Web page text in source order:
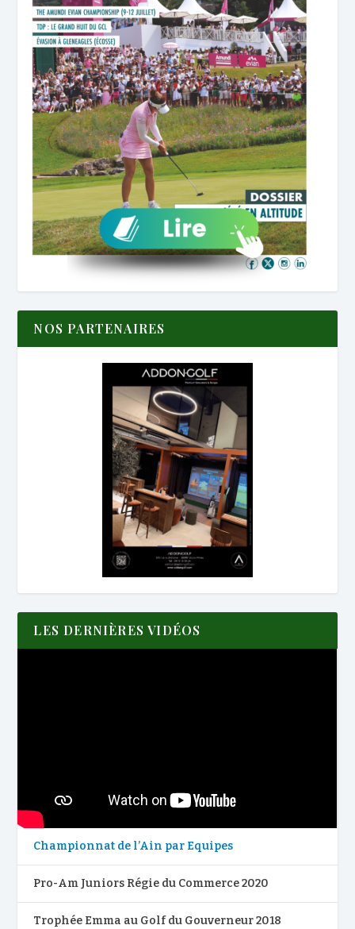
NOS PARTENAIRES
LES DERNIÈRES VIDÉOS
Championnat de l’Ain par Equipes
Pro-Am Juniors Régie du Commerce 2020
Trophée Emma au Golf du Gouverneur 2018